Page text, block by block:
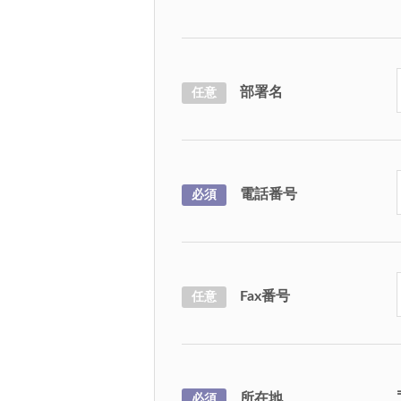
任意 部署名
必須 電話番号
任意 Fax番号